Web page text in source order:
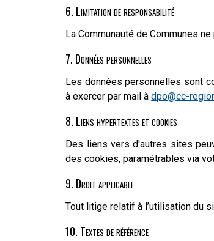
6. Limitation de responsabilité
La Communauté de Communes
7. Données personnelles
Les données personnelles sont
à exercer par mail àdpo@cc-
8. Liens hypertextes et cookies
Des liens vers d'autres sites
des cookies, paramétrables via
9. Droit applicable
Tout litige relatif à l’utilisation du
10. Textes de référence